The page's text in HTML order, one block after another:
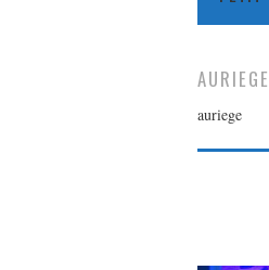
AURIEGE
auriege